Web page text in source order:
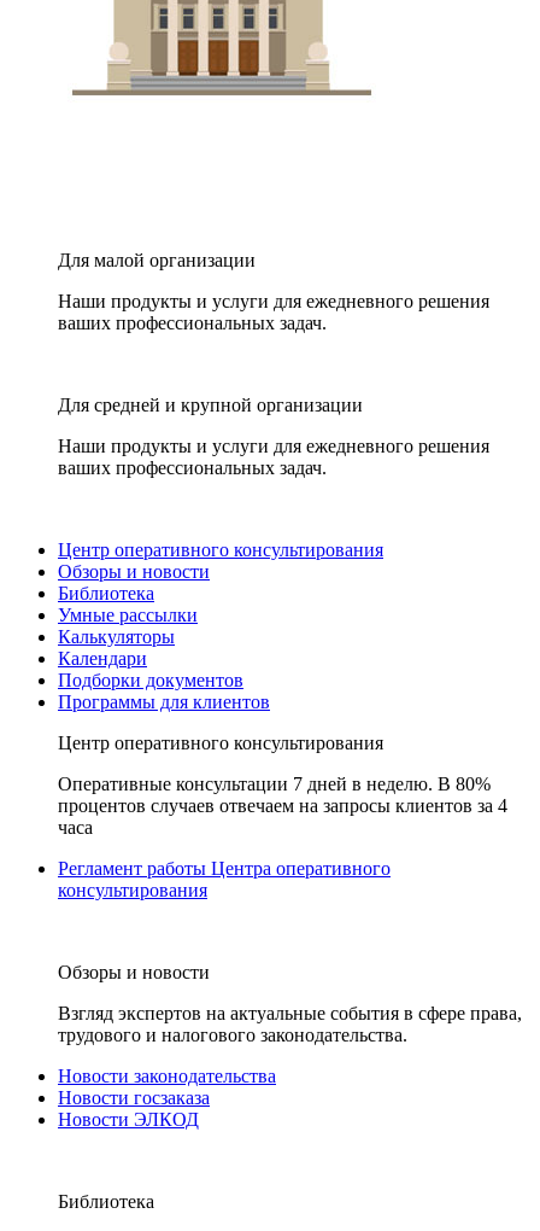
Для малой организации
Наши продукты и услуги для ежедневного решения
ваших профессиональных задач.
Для средней и крупной организации
Наши продукты и услуги для ежедневного решения
ваших профессиональных задач.
Центр оперативного консультирования
Обзоры и новости
Библиотека
Умные рассылки
Калькуляторы
Календари
Подборки документов
Программы для клиентов
Центр оперативного консультирования
Оперативные консультации 7 дней в неделю. В 80%
процентов случаев отвечаем на запросы клиентов за 4
часа
Регламент работы Центра оперативного
консультирования
Обзоры и новости
Взгляд экспертов на актуальные события в сфере права,
трудового и налогового законодательства.
Новости законодательства
Новости госзаказа
Новости ЭЛКОД
Библиотека